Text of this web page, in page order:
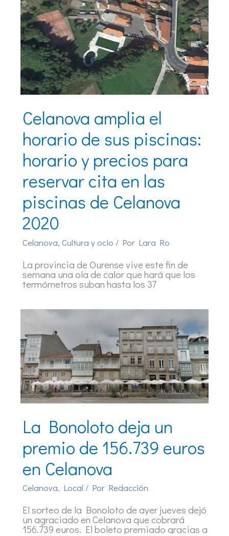
Celanova amplia el
horario de sus piscinas:
horario y precios para
reservar cita en las
piscinas de Celanova
2020
Celanova, Cultura y ocio / Por Lara Ro
La provincia de Ourense vive este fin de
semana una ola de calor que hará que los
termómetros suban hasta los 37
La Bonoloto deja un
premio de 156.739 euros
en Celanova
Celanova, Local / Por Redacción
El sorteo de la Bonoloto de ayer jueves dejó
un agraciado en Celanova que cobrará
156.739 euros. El boleto premiado gracias a